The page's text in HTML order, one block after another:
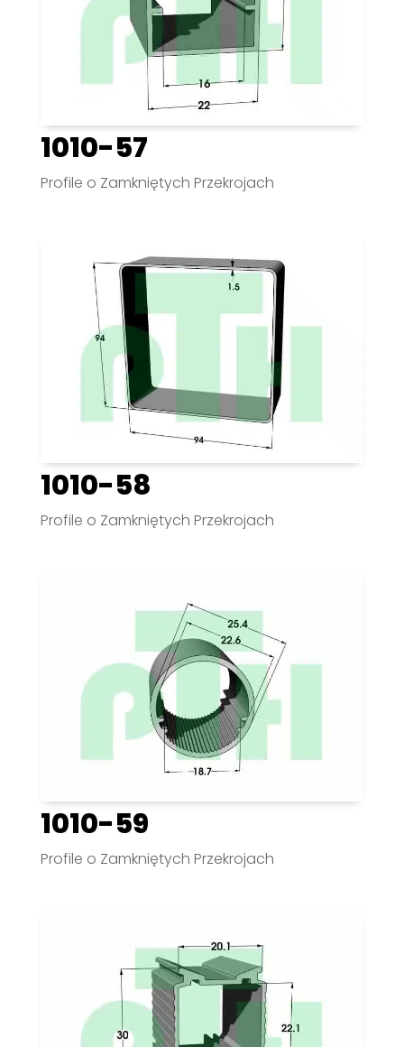
1010-57
Profile o Zamkniętych Przekrojach
1010-58
Profile o Zamkniętych Przekrojach
1010-59
Profile o Zamkniętych Przekrojach